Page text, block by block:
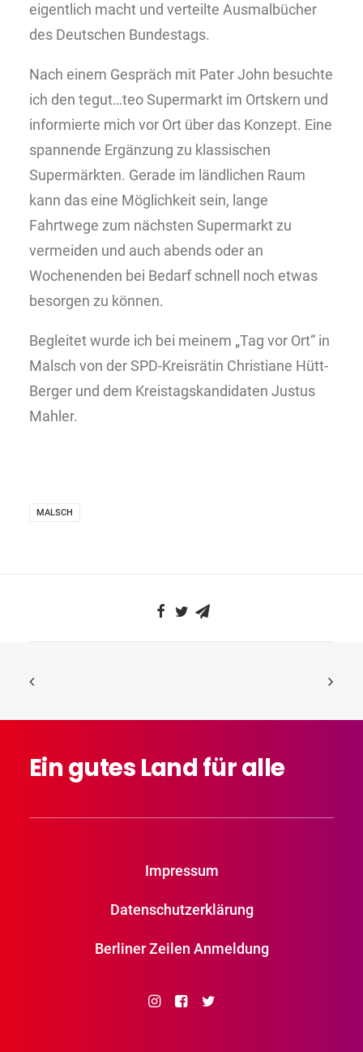
eigentlich macht und verteilte Ausmalbücher
des Deutschen Bundestags.
Nach einem Gespräch mit Pater John besuchte
ich den tegut…teo Supermarkt im Ortskern und
informierte mich vor Ort über das Konzept. Eine
spannende Ergänzung zu klassischen
Supermärkten. Gerade im ländlichen Raum
kann das eine Möglichkeit sein, lange
Fahrtwege zum nächsten Supermarkt zu
vermeiden und auch abends oder an
Wochenenden bei Bedarf schnell noch etwas
besorgen zu können.
Begleitet wurde ich bei meinem „Tag vor Ort“ in
Malsch von der SPD-Kreisrätin Christiane Hütt-
Berger und dem Kreistagskandidaten Justus
Mahler.
MALSCH
EingutesLandfüralle
Impressum
Datenschutzerklärung
Berliner Zeilen Anmeldung